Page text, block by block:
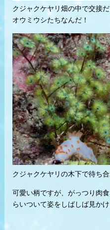
クジャクケヤリ畑の中で交接
オウミウシたちなんだ！
クジャクケヤリの木下で待ち
可愛い柄ですが、がっつり肉
らいついて姿をしばしば見かけ